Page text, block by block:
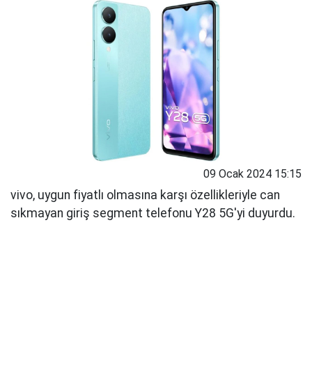
09 Ocak 2024 15:15
vivo, uygun fiyatlı olmasına karşı özellikleriyle can
sıkmayan giriş segment telefonu Y28 5G'yi duyurdu.